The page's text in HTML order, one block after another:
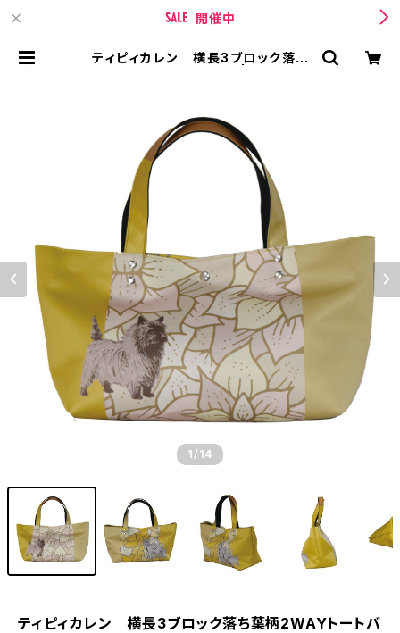
開催中
ティピィカレン 横長3ブロック落ち
1 /14
ティピィカレン 横長3ブロック落ち葉柄2WAYトートバ